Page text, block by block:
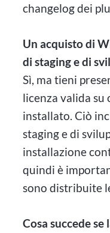
changelog dei
Un acquisto di
di staging e di
Sì, ma tieni
licenza valida su
installato. Ciò
staging e di
installazione
quindi è
sono distribuite
Cosa succede se